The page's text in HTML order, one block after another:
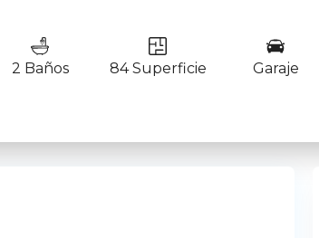
2 Baños 84 Superficie Garaje